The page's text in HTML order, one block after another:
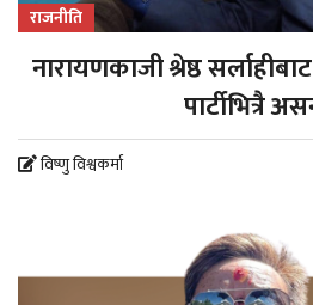
राजनीति
नारायणकाजी श्रेष्ठ
पार्टीभित्रै
विष्णु विश्वकर्मा